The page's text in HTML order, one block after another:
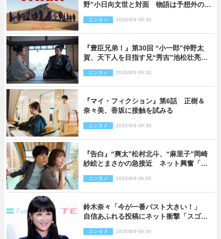
野”小日向文世と対面 物語は予想外の展
エンタメ 2026/8/9 06:30
『豊臣兄弟！』第30回 “小一郎”仲野太
賀、天下人を目指す兄“秀吉”池松壮亮
エンタメ 2026/8/9 06:30
『マイ・フィクション』第6話 正樹＆
奈々美、香坂に接触を試みる
エンタメ 2026/8/9 06:30
『告白』“爽太”松村北斗、“麻里子”岡崎
紗絵とまさかの急接近 ネット興奮「そ
り）
エンタメ 2026/8/9 06:00
鈴木奈々「今が一番バスト大きい！」
自信あふれる投稿にネット衝撃「スゴ
エンタメ 2026/8/9 06:00